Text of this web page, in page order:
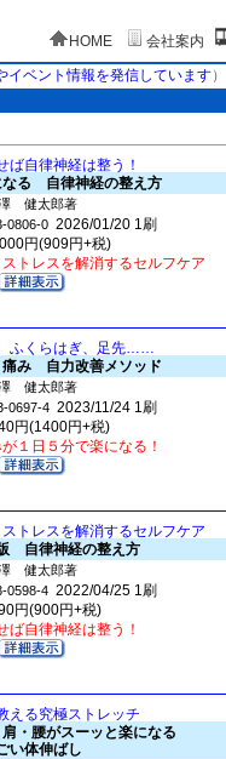
HOME 会社案内
イベント情報を発信しています）
ば自律神経は整う！
なる 自律神経の整え方
健太郎著
0806-0 2026/01/20 1刷
円(909円+税)
トレスを解消するセルフケア
ふくらはぎ、足先……
痛み 自力改善メソッド
健太郎著
0697-4 2023/11/24 1刷
円(1400円+税)
１日５分で楽になる！
トレスを解消するセルフケア
自律神経の整え方
健太郎著
0598-4 2022/04/25 1刷
円(900円+税)
ば自律神経は整う！
える究極ストレッチ
・腰がスーッと楽になる
い体伸ばし